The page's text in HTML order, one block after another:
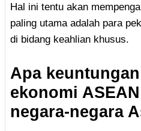
Hal ini tentu akan
paling utama adalah para
di bidang keahlian khusus.
Apa
ekonomi
negara-negara